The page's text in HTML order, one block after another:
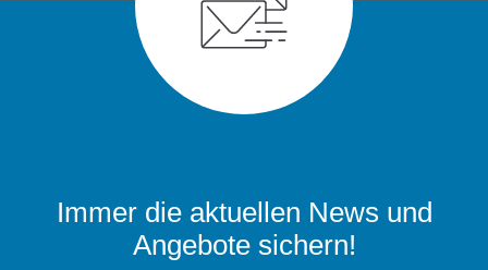
Immer die aktuellen News und
Angebote sichern!